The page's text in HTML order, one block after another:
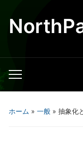
Toggle
mobile
ホーム » 一般» 抽象化